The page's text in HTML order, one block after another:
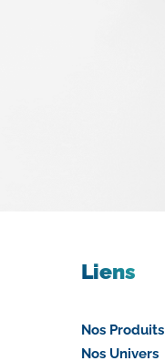
Liens
Nos Produits
Nos Univers